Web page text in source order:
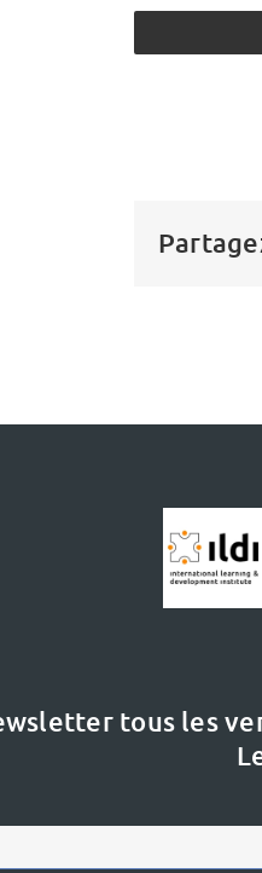
tous les